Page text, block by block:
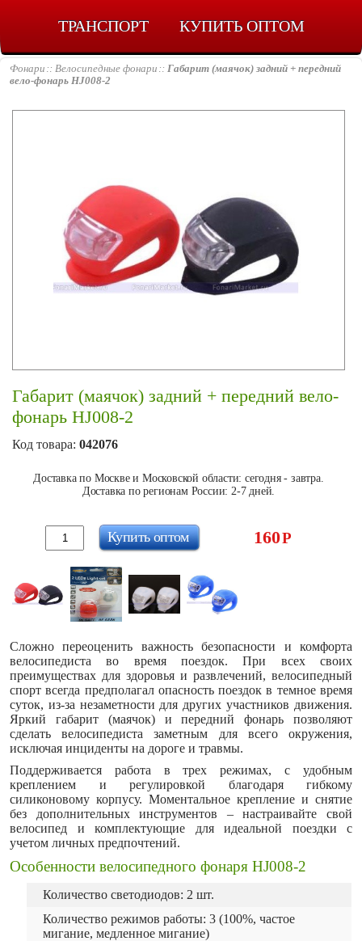
ТРАНСПОРТ КУПИТЬ ОПТОМ
Фонари Велосипедные фонари
Габарит (маячок) задний + передний
вело-фонарь HJ008-2
Габарит (маячок) задний + передний вело-
фонарь HJ008-2
Код товара: 042076
Доставка по Москве и Московской области: сегодня - завтра.
Доставка по регионам России: 2-7 дней.
160Р
Купить оптом
Сложно переоценить важность безопасности и комфорта
велосипедиста во время поездок. При всех своих
преимуществах для здоровья и развлечений, велосипедный
спорт всегда предполагал опасность поездок в темное время
суток, из-за незаметности для других участников движения.
Яркий габарит (маячок) и передний фонарь позволяют
сделать велосипедиста заметным для всего окружения,
исключая инциденты на дороге и травмы.
Поддерживается работа в трех режимах, с удобным
креплением и регулировкой благодаря гибкому
силиконовому корпусу. Моментальное крепление и снятие
без дополнительных инструментов – настраивайте свой
велосипед и комплектующие для идеальной поездки с
учетом личных предпочтений.
Особенности велосипедного фонаря HJ008-2
Количество светодиодов: 2 шт.
Количество режимов работы: 3 (100%, частое
мигание, медленное мигание)